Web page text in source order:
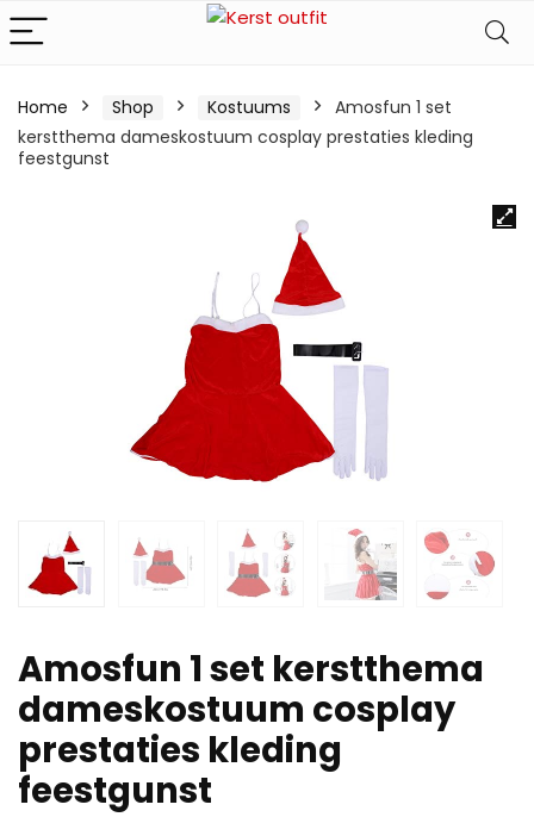
Home Shop Kostuums
Amosfun 1 set
kerstthema dameskostuum cosplay prestaties kleding
feestgunst
Amosfun 1 set kerstthema
dameskostuum cosplay
prestaties kleding
feestgunst